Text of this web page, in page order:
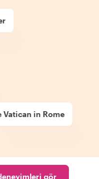
Vatican in Rome
gör